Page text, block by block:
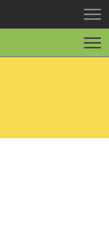
la
la